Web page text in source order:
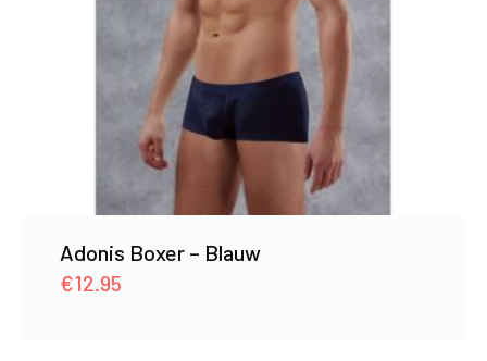
Adonis Boxer – Blauw
€12.95